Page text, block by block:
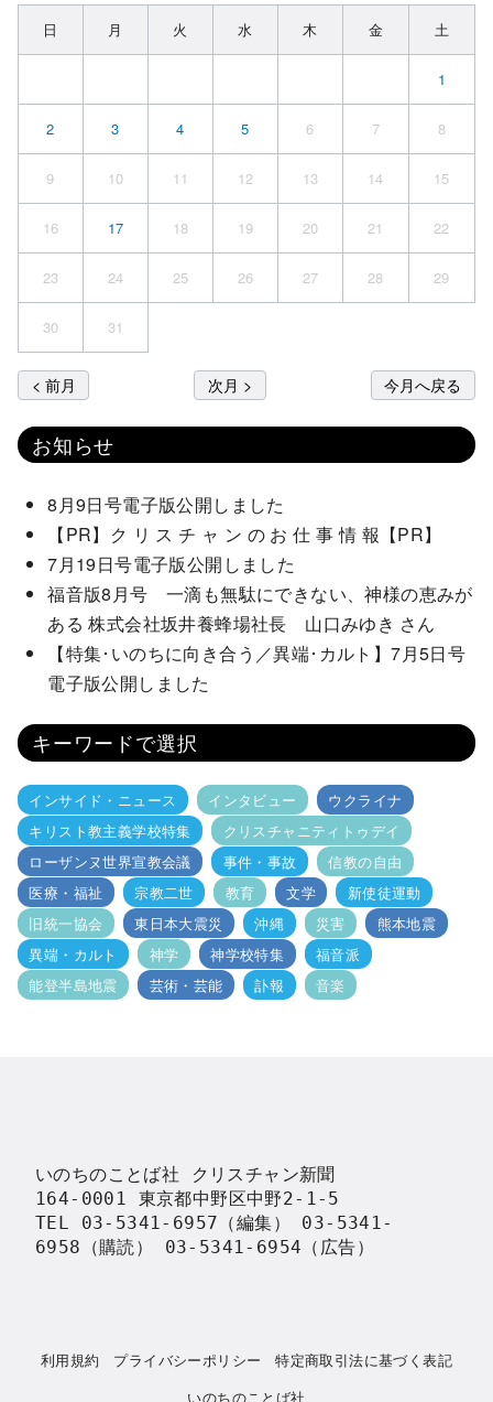
日 月 火 水 木 金 土
1
2 3 4 5 6 7 8
9 10 11 12 13 14 15
16 17 18 19 20 21 22
23 24 25 26 27 28 29
30 31
< 前月 次月 > 今月へ戻る
お知らせ
8月9日号電子版公開しました
【PR】ク リ ス チ ャ ン の お 仕 事 情 報【PR】
7月19日号電子版公開しました
福音版8月号 一滴も無駄にできない、神様の恵みが
ある 株式会社坂井養蜂場社長 山口みゆき さん
【特集･いのちに向き合う／異端･カルト】7月5日号
電子版公開しました
キーワードで選択
インサイド・ニュース インタビュー
ウクライナ
キリスト教主義学校特集
クリスチャニティトゥデイ
ローザンヌ世界宣教会議
事件・事故
信教の自由
医療・福祉
宗教二世 教育 文学
新使徒運動
旧統一協会
東日本大震災 沖縄 災害
熊本地震
異端・カルト
神学 神学校特集
福音派
能登半島地震
芸術・芸能 訃報 音楽
いのちのことば社 クリスチャン新聞
164-0001 東京都中野区中野2-1-5
TEL 03-5341-6957（編集） 03-5341-
6958（購読） 03-5341-6954（広告）
利用規約 プライバシーポリシー
特定商取引法に基づく表記
いのちのことば社